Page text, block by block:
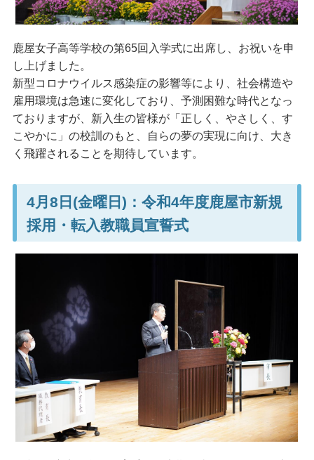
鹿屋女子高等学校の第65回入学式に出席し、お祝いを申
し上げました。
新型コロナウイルス感染症の影響等により、社会構造や
雇用環境は急速に変化しており、予測困難な時代となっ
ておりますが、新入生の皆様が「正しく、やさしく、す
こやかに」の校訓のもと、自らの夢の実現に向け、大き
く飛躍されることを期待しています。
4月8日(金曜日)：令和4年度鹿屋市新規
採用・転入教職員宣誓式